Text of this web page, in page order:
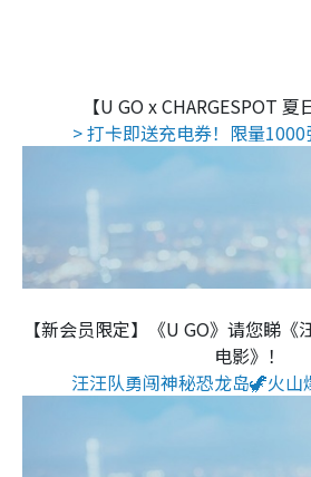
【U GO x CHARGESPOT 夏
> 打卡即送充电券！限量
【新会员限定】《U GO》请您睇
电影》！
汪汪队勇闯神秘恐龙岛🦖火山